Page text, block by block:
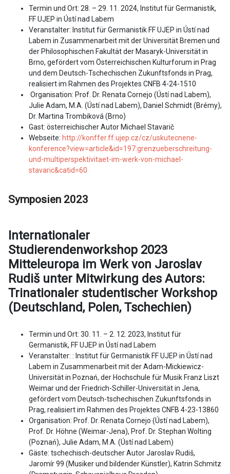
Termin und Ort: 28. – 29. 11. 2024, Institut für Germanistik,
FF UJEP in Ústí nad Labem
Veranstalter: Institut für Germanistik FF UJEP in Ústí nad
Labem in Zusammenarbeit mit der Universität Bremen und
der Philosophischen Fakultät der Masaryk-Universität in
Brno, gefördert vom Österreichischen Kulturforum in Prag
und dem Deutsch-Tschechischen Zukunftsfonds in Prag,
realisiert im Rahmen des Projektes CNFB 4-24-1510
Organisation: Prof. Dr. Renata Cornejo (Ústí nad Labem),
Julie Adam, M.A. (Ústí nad Labem), Daniel Schmidt (Brémy),
Dr. Martina Trombiková (Brno)
Gast: österreichischer Autor Michael Stavarič
Webseite: http://konffer.ff.ujep.cz/cz/uskutecnene-
konference?view=article&id=197:grenzueberschreitung-
und-multiperspektivitaet-im-werk-von-michael-
stavaric&catid=60
Symposien 2023
Internationaler
Studierendenworkshop 2023
Mitteleuropa im Werk von Jaroslav
Rudiš unter Mitwirkung des Autors:
Trinationaler studentischer Workshop
(Deutschland, Polen, Tschechien)
Termin und Ort: 30. 11. – 2. 12. 2023, Institut für
Germanistik, FF UJEP in Ústí nad Labem
Veranstalter: : Institut für Germanistik FF UJEP in Ústí nad
Labem in Zusammenarbeit mit der Adam-Mickiewicz-
Universität in Poznań, der Hochschule für Musik Franz Liszt
Weimar und der Friedrich-Schiller-Universität in Jena,
gefördert vom Deutsch-tschechischen Zukunftsfonds in
Prag, realisiert im Rahmen des Projektes CNFB 4-23-13860
Organisation: Prof. Dr. Renata Cornejo (Ústí nad Labem),
Prof. Dr. Höhne (Weimar-Jena), Prof. Dr. Stephan Wolting
(Poznań), Julie Adam, M.A. (Ústí nad Labem)
Gäste: tschechisch-deutscher Autor Jaroslav Rudiš,
Jaromír 99 (Musiker und bildender Künstler), Katrin Schmitz